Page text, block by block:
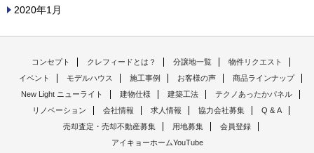
2020年1月
コンセプト クレフィードとは？ 分譲地一覧
物件リクエスト
イベント
モデルハウス 施工事例 お客様の声
商品ラインナップ
New Light ニューライト
建物仕様 建築工法
テクノあったかパネル
リノベーション
会社情報 求人情報 協力会社募集
Q & A
売却査定・売却不動産募集
用地募集
会員登録
アイキョーホームYouTube